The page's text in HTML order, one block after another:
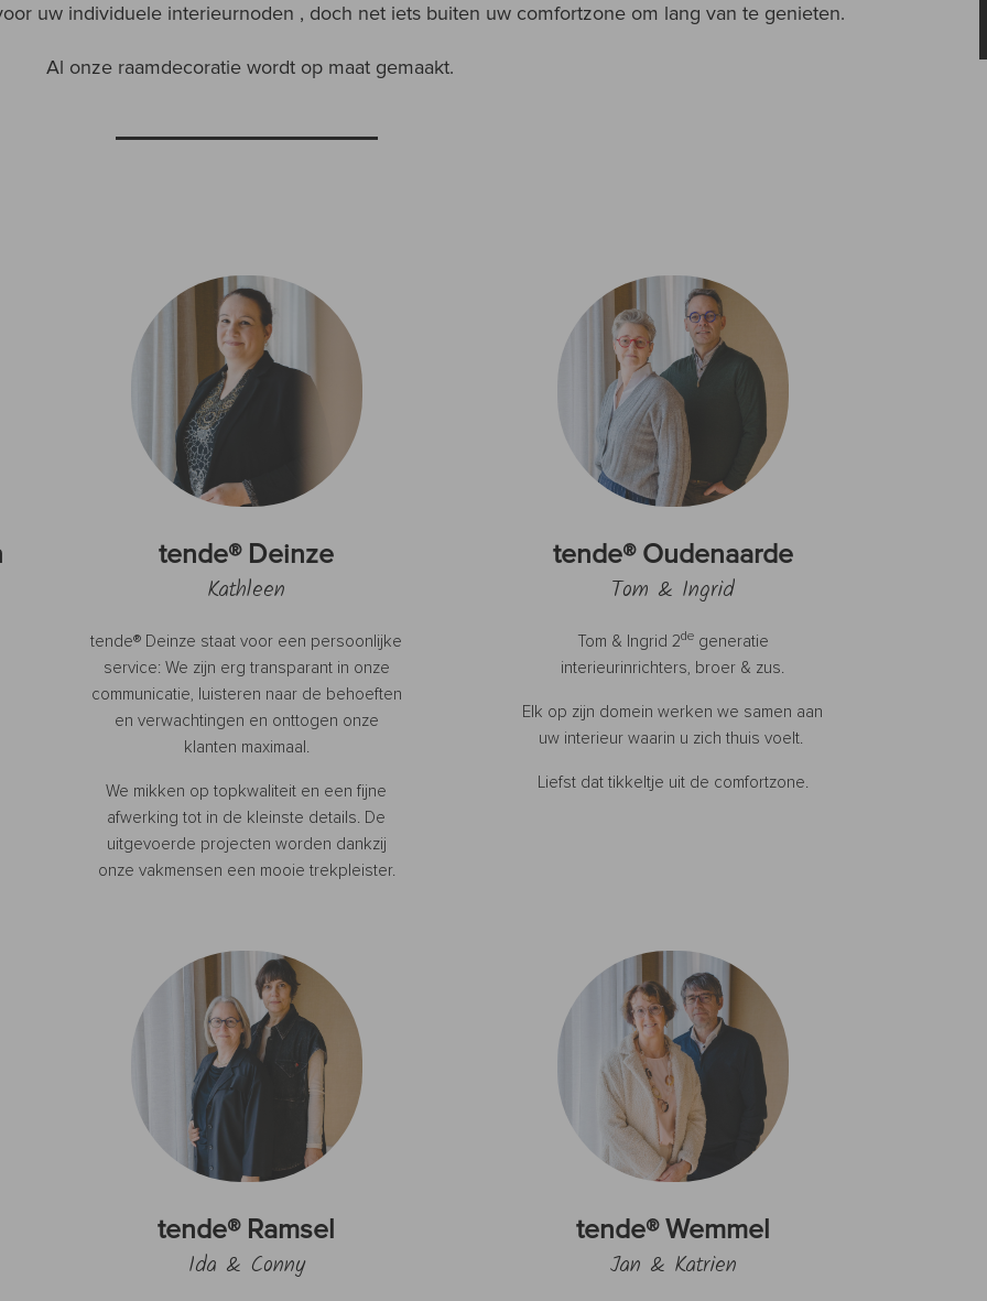
uw individuele interieurnoden , doch net iets buiten uw comfortzone om lang van te genieten.
Al onze raamdecoratie wordt op maat gemaakt.
tende® Deinze
Kathleen
tende® Deinze staat voor een persoonlijke
service: We zijn erg transparant in onze
communicatie, luisteren naar de behoeften
en verwachtingen en onttogen onze
klanten maximaal.
We mikken op topkwaliteit en een fijne
afwerking tot in de kleinste details. De
uitgevoerde projecten worden dankzij
onze vakmensen een mooie trekpleister.
tende® Oudenaarde
Tom & Ingrid
Tom & Ingrid 2degeneratie
interieurinrichters, broer & zus.
Elk op zijn domein werken we samen aan
uw interieur waarin u zich thuis voelt.
Liefst dat tikkeltje uit de comfortzone.
tende® Ramsel
Ida & Conny
tende® Wemmel
Jan & Katrien